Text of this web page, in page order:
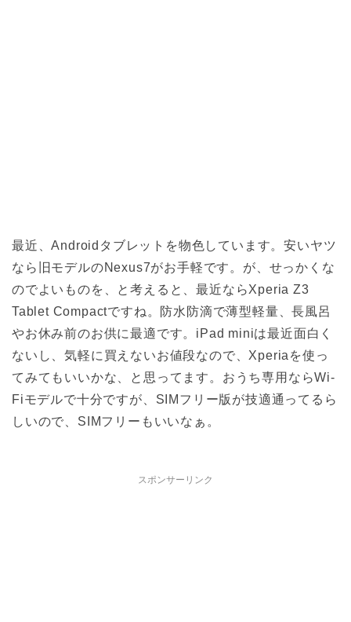
最近、Androidタブレットを物色しています。安いヤツ
なら旧モデルのNexus7がお手軽です。が、せっかくな
のでよいものを、と考えると、最近ならXperia Z3
Tablet Compactですね。防水防滴で薄型軽量、長風呂
やお休み前のお供に最適です。iPad miniは最近面白く
ないし、気軽に買えないお値段なので、Xperiaを使っ
てみてもいいかな、と思ってます。おうち専用ならWi-
Fiモデルで十分ですが、SIMフリー版が技適通ってるら
しいので、SIMフリーもいいなぁ。
スポンサーリンク